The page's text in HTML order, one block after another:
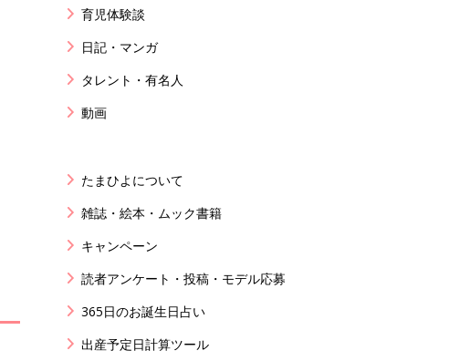
育児体験談
日記・マンガ
タレント・有名人
動画
たまひよについて
雑誌・絵本・ムック書籍
キャンペーン
読者アンケート・投稿・モデル応募
365日のお誕生日占い
出産予定日計算ツール